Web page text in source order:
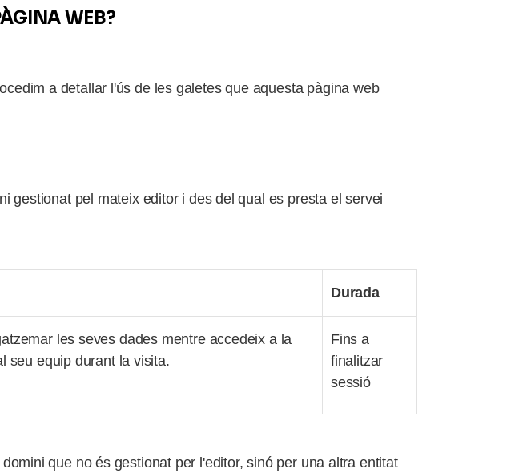
WEB?
a detallar l'ús de les galetes que aquesta pàgina web
gestionat pel mateix editor i des del qual es presta el servei
Durada
les seves dades mentre accedeix a la
seu equip durant la visita.
Fins a
finalitzar
sessió
que no és gestionat per l'editor, sinó per una altra entitat